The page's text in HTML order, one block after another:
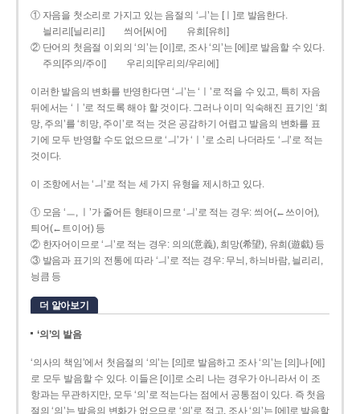
① 자음을 첫소리로 가지고 있는 음절의 ‘ㅢ’는 [ㅣ]로 발음한다.
늴리리[닐리리]
씌어[씨어]
유희[유히]
② 단어의 첫음절 이외의 ‘의’는 [이]로, 조사 ‘의’는 [에]로 발음할 수 있다.
주의[주의/주이]
우리의[우리의/우리에]
이러한 발음의 변화를 반영한다면 ‘ㅢ’는 ‘ㅣ’로 적을 수 있고, 특히 자음
뒤에서는 ‘ㅣ’로 적도록 해야 할 것이다. 그러나 이미 익숙해진 표기인 ‘희
망, 주의’를 ‘히망, 주이’로 적는 것은 공감하기 어렵고 발음의 변화를 표
기에 모두 반영할 수도 없으므로 ‘ㅢ’가 ‘ㅣ’로 소리 나더라도 ‘ㅢ’로 적는
것이다.
이 조항에서는 ‘ㅢ’로 적는 세 가지 유형을 제시하고 있다.
① 모음 ‘ㅡ, ㅣ’가 줄어든 형태이므로 ‘ㅢ’로 적는 경우: 씌어(←쓰이어),
틔어(←트이어) 등
② 한자어이므로 ‘ㅢ’로 적는 경우: 의의(意義), 희망(希望), 유희(遊戱) 등
③ 발음과 표기의 전통에 따라 ‘ㅢ’로 적는 경우: 무늬, 하늬바람, 늴리리,
닁큼 등
더 알아보기
‘의’의 발음
‘의사의 책임’에서 첫음절의 ‘의’는 [의]로 발음하고 조사 ‘의’는 [의]나 [에]
로 모두 발음할 수 있다. 이들은 [이]로 소리 나는 경우가 아니라서 이 조
항과는 무관하지만, 모두 ‘의’로 적는다는 점에서 공통점이 있다. 즉 첫음
절의 ‘의’는 발음의 변화가 없으므로 ‘의’로 적고, 조사 ‘의’는 [에]로 발음할